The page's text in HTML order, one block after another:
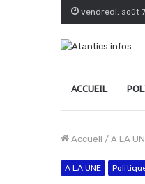
vendredi, août
ACCUEIL
Accueil / A LA
A LA UNE